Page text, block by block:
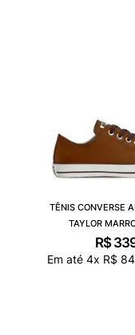
TÊNIS CONVERSE
TAYLOR
R$
Em até4x R$ 84